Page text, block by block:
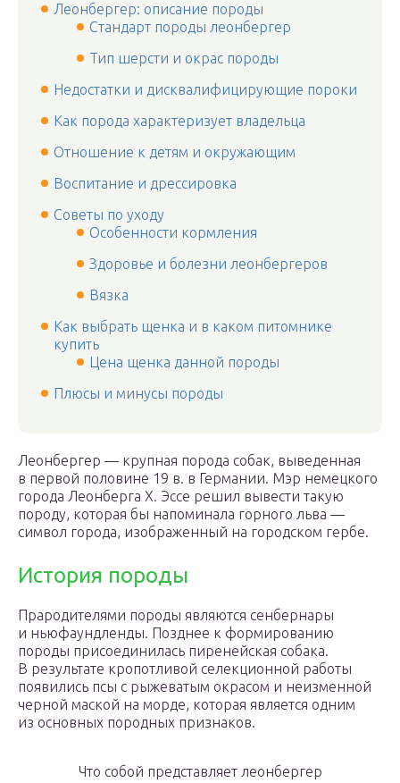
Леонбергер: описание породы
Стандарт породы леонбергер
Тип шерсти и окрас породы
Недостатки и дисквалифицирующие пороки
Как порода характеризует владельца
Отношение к детям и окружающим
Воспитание и дрессировка
Советы по уходу
Особенности кормления
Здоровье и болезни леонбергеров
Вязка
Как выбрать щенка и в каком питомнике
купить
Цена щенка данной породы
Плюсы и минусы породы
Леонбергер — крупная порода собак, выведенная
в первой половине 19 в. в Германии. Мэр немецкого
города Леонберга Х. Эссе решил вывести такую
породу, которая бы напоминала горного льва —
символ города, изображенный на городском гербе.
История породы
Прародителями породы являются сенбернары
и ньюфаундленды. Позднее к формированию
породы присоединилась пиренейская собака.
В результате кропотливой селекционной работы
появились псы с рыжеватым окрасом и неизменной
черной маской на морде, которая является одним
из основных породных признаков.
Что собой представляет леонбергер